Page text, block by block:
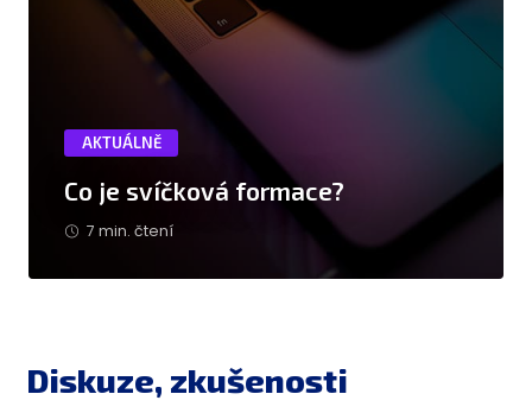
AKTUÁLNĚ
Co je svíčková formace?
7 min. čtení
Diskuze, zkušenosti